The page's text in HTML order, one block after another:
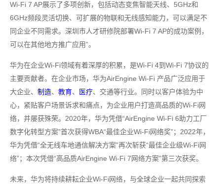
Wi-Fi 7 AP展示了多项创新，包括动态变焦智能天线、5GHz和
6GHz频段灵活切换、可扩展的物联和无线感知能力，可以满足不
同企业不同需求。深圳市人才研修院部署Wi-Fi 7 AP的成功案例，
可以在其他地方推广应用”。
华为在企业Wi-Fi领域有着深厚的积累，是Wi-Fi 4到Wi-Fi 7协议的
主要贡献者。在企业市场，华为AirEngine Wi-Fi 产品广泛应用于
大企业、 制造、 教育、 医疗、交通等行业。同时以客户体验为中
心，紧贴客户场景诉求和痛点，为企业用户打造高品质的Wi-Fi网
络，并屡获殊荣。2020年，华为凭借“AirEngine Wi-Fi 6助力工厂
数字化转型方案”首次获得WBA“最佳企业Wi-Fi网络奖”；2022年，
华为凭借“全无线车地通信解决方案”再次斩获“最佳企业级Wi-Fi网
络”；本次凭借“高品质AirEngine Wi-Fi 7网络方案”第三次获奖。
未来，华为将持续耕耘企业Wi-Fi网络，与全球企业一起共同探索